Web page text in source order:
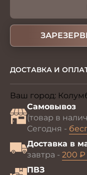
ДОСТАВКА И
Ваш город:
Самовывоз
(товар в
Сегодня -
Доставка в
завтра - 200 ₽
ПВЗ